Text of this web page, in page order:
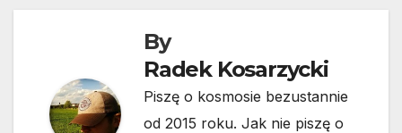
By
Radek Kosarzycki
Piszę o kosmosie bezustannie
od 2015 roku. Jak nie piszę o